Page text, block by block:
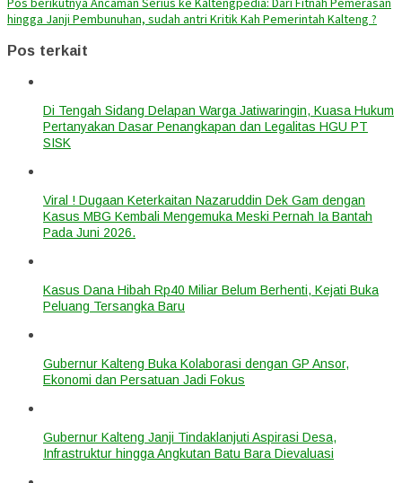
hingga Janji Pembunuhan, sudah antri Kritik Kah Pemerintah Kalteng ?
Pos terkait
Di Tengah Sidang Delapan Warga Jatiwaringin, Kuasa Hukum
Pertanyakan Dasar Penangkapan dan Legalitas HGU PT
SISK
Viral ! Dugaan Keterkaitan Nazaruddin Dek Gam dengan
Kasus MBG Kembali Mengemuka Meski Pernah Ia Bantah
Pada Juni 2026.
Kasus Dana Hibah Rp40 Miliar Belum Berhenti, Kejati Buka
Peluang Tersangka Baru
Gubernur Kalteng Buka Kolaborasi dengan GP Ansor,
Ekonomi dan Persatuan Jadi Fokus
Gubernur Kalteng Janji Tindaklanjuti Aspirasi Desa,
Infrastruktur hingga Angkutan Batu Bara Dievaluasi